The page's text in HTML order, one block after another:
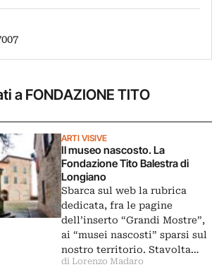
a FONDAZIONE TITO
ARTI VISIVE
Il museo nascosto. La
Fondazione Tito Balestra di
Longiano
Sbarca sul web la rubrica
dedicata, fra le pagine
dell’inserto “Grandi Mostre”,
ai “musei nascosti” sparsi sul
nostro territorio. Stavolta…
di Lorenzo Madaro